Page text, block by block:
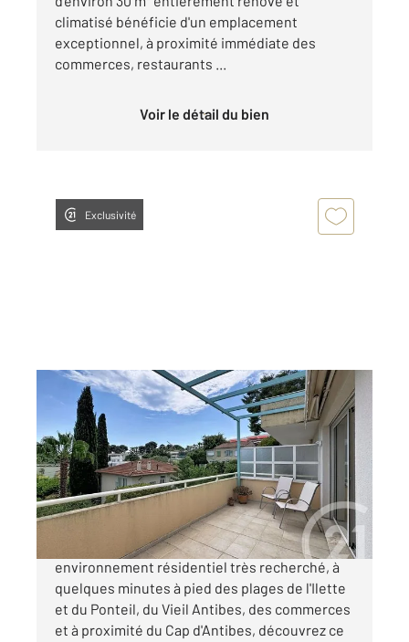
climatisé bénéficie d'un emplacement
exceptionnel, à proximité immédiate des
commerces, restaurants ...
Voir le détail du bien
Exclusivité
ANTIBES 06
40,59 m
, 2 pièces
Ref : 234
Appartement F2 à vendre
472 500 €
ANTIBES ILETTE / PONTEIL Dans un
environnement résidentiel très recherché, à
quelques minutes à pied des plages de l'Ilette
et du Ponteil, du Vieil Antibes, des commerces
et à proximité du Cap d'Antibes, découvrez ce